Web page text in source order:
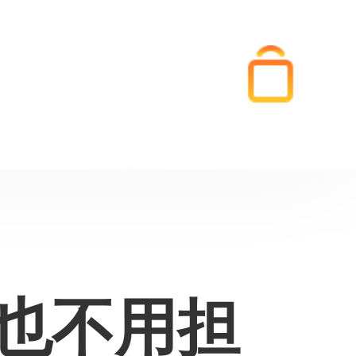
不用担